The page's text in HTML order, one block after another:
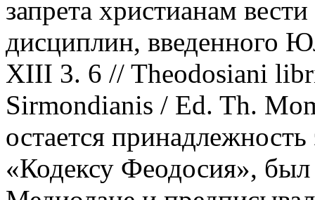
запрета христианам
дисциплин, введенного
XIII 3. 6 // Theodosiani
Sirmondianis / Ed. Th.
остается
«Кодексу Феодосия»,